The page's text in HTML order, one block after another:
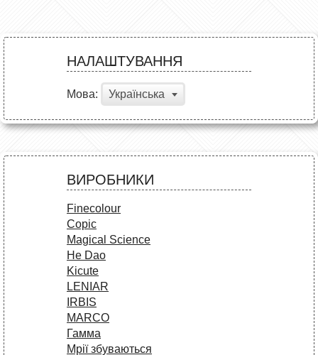
НАЛАШТУВАННЯ
Мова: Українська
ВИРОБНИКИ
Finecolour
Copic
Magical Science
He Dao
Kicute
LENIAR
IRBIS
MARCO
Гамма
Мрії збуваються